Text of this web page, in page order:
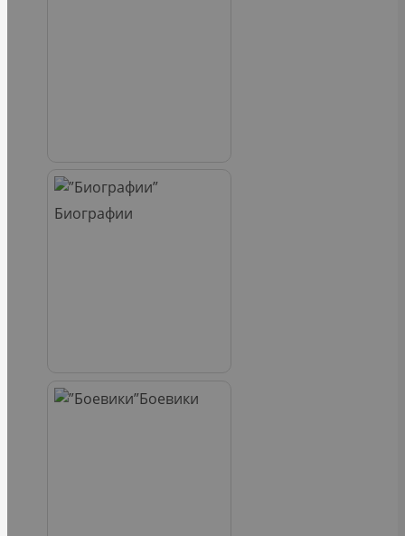
Биографии
Боевики